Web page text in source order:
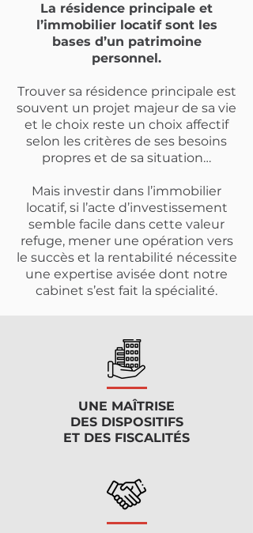
La résidence principale et
l’immobilier locatif sont les
bases d’un patrimoine
personnel.
Trouver sa résidence principale est
souvent un projet majeur de sa vie
et le choix reste un choix affectif
selon les critères de ses besoins
propres et de sa situation…
Mais investir dans l’immobilier
locatif, si l’acte d’investissement
semble facile dans cette valeur
refuge, mener une opération vers
le succès et la rentabilité nécessite
une expertise avisée dont notre
cabinet s’est fait la spécialité.
UNE MAÎTRISE
DES DISPOSITIFS
ET DES FISCALITÉS